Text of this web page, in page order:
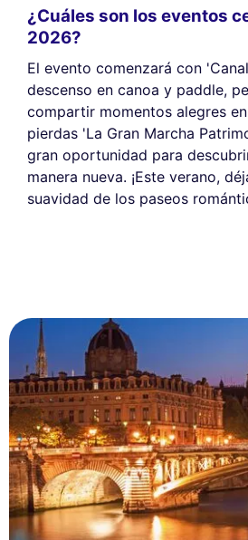
¿Cuáles son los eventos
2026?
El evento comenzará con
descenso en canoa y paddle,
compartir momentos alegres
pierdas 'La Gran Marcha
gran oportunidad para
manera nueva. ¡Este verano,
suavidad de los paseos